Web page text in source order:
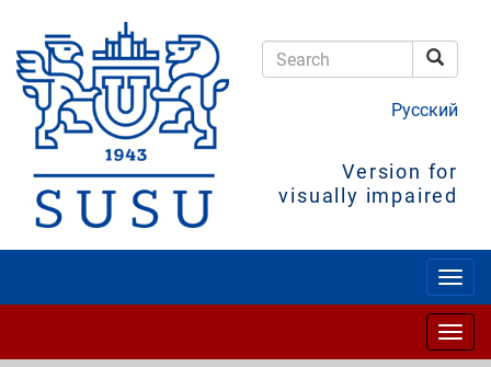
main
content
Русский
Version for
visually impaired